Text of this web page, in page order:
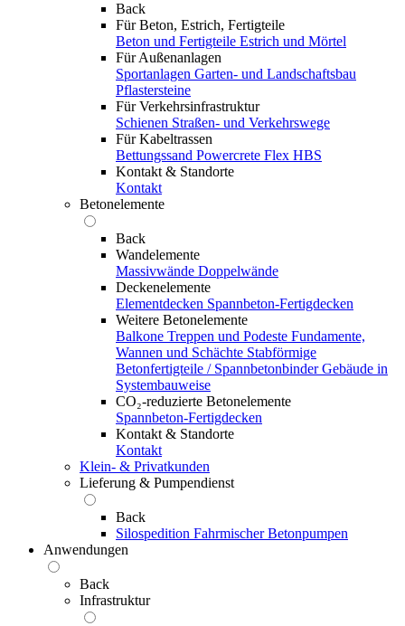
Back
Für Beton, Estrich, Fertigteile
Beton und Fertigteile Estrich und Mörtel
Für Außenanlagen
Sportanlagen Garten- und Landschaftsbau
Pflastersteine
Für Verkehrsinfrastruktur
Schienen Straßen- und Verkehrswege
Für Kabeltrassen
Bettungssand Powercrete Flex HBS
Kontakt & Standorte
Kontakt
Betonelemente
Back
Wandelemente
Massivwände Doppelwände
Deckenelemente
Elementdecken Spannbeton-Fertigdecken
Weitere Betonelemente
Balkone Treppen und Podeste Fundamente,
Wannen und Schächte Stabförmige
Betonfertigteile / Spannbetonbinder Gebäude in
Systembauweise
CO₂-reduzierte Betonelemente
Spannbeton-Fertigdecken
Kontakt & Standorte
Kontakt
Klein- & Privatkunden
Lieferung & Pumpendienst
Back
Silospedition Fahrmischer Betonpumpen
Anwendungen
Back
Infrastruktur